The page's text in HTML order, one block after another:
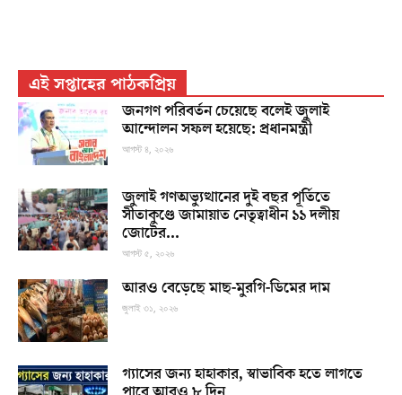
এই সপ্তাহের পাঠকপ্রিয়
জনগণ পরিবর্তন চেয়েছে বলেই জুলাই
আন্দোলন সফল হয়েছে: প্রধানমন্ত্রী
আগস্ট ৪, ২০২৬
জুলাই গণঅভ্যুত্থানের দুই বছর পূর্তিতে
সীতাকুণ্ডে জামায়াত নেতৃত্বাধীন ১১ দলীয়
জোটের...
আগস্ট ৫, ২০২৬
আরও বেড়েছে মাছ-মুরগি-ডিমের দাম
জুলাই ৩১, ২০২৬
গ্যাসের জন্য হাহাকার, স্বাভাবিক হতে লাগতে